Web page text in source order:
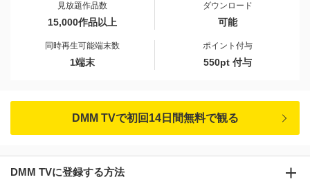
見放題作品数
15,000作品以上
ダウンロード
可能
同時再生可能端末数
1端末
ポイント付与
550pt 付与
DMM TVで初回14日間無料で観る
DMM TVに登録する方法